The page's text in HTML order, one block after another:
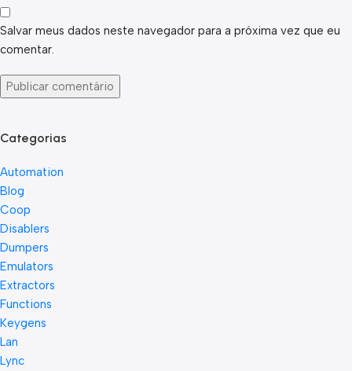
Salvar meus dados neste navegador para a próxima vez que eu
comentar.
Categorias
Automation
Blog
Coop
Disablers
Dumpers
Emulators
Extractors
Functions
Keygens
Lan
Lync